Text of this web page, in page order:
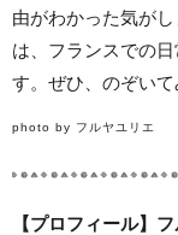
由がわかった気が
は、フランスでの
す。ぜひ、のぞいて
photo by フルヤユリエ
【プロフィール】